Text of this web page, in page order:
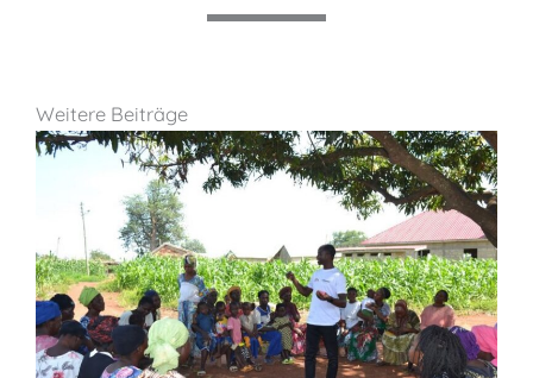
Weitere Beiträge